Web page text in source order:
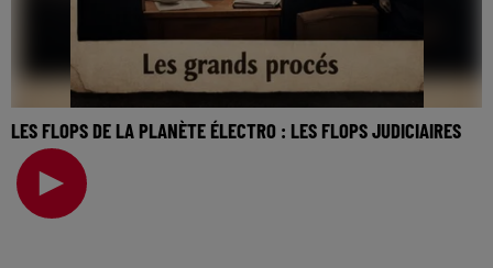
LES FLOPS DE LA PLANÈTE ÉLECTRO : LES FLOPS JUDICIAIRES
La music story du jour c’est celle des flops de la planète
électro… Si la vie n’est jamais un long f